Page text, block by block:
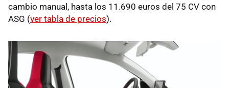
cambio manual, hasta los 11.690 euros del 75 CV con
ASG (ver tabla de precios).